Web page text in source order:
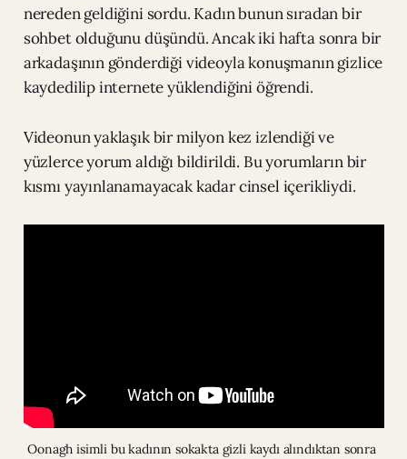
nereden geldiğini sordu. Kadın bunun sıradan bir
sohbet olduğunu düşündü. Ancak iki hafta sonra bir
arkadaşının gönderdiği videoyla konuşmanın gizlice
kaydedilip internete yüklendiğini öğrendi.
Videonun yaklaşık bir milyon kez izlendiği ve
yüzlerce yorum aldığı bildirildi. Bu yorumların bir
kısmı yayınlanamayacak kadar cinsel içerikliydi.
Oonagh isimli bu kadının sokakta gizli kaydı alındıktan sonra